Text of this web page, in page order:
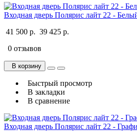
Входная дверь Полярис лайт 22 -
41 500 р. 39 425 р.
0 отзывов
В корзину
Быстрый просмотр
В закладки
В сравнение
Входная дверь Полярис лайт 22 -